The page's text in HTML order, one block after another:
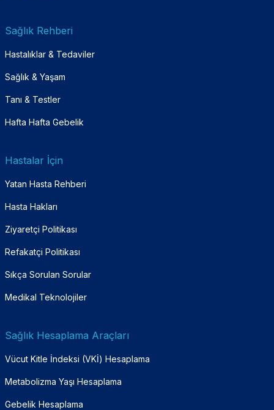
Sağlık Rehberi
Hastalıklar & Tedaviler
Sağlık & Yaşam
Tanı & Testler
Hafta Hafta Gebelik
Hastalar İçin
Yatan Hasta Rehberi
Hasta Hakları
Ziyaretçi Politikası
Refakatçi Politikası
Sıkça Sorulan Sorular
Medikal Teknolojiler
Sağlık Hesaplama Araçları
Vücut Kitle İndeksi (VKİ) Hesaplama
Metabolizma Yaşı Hesaplama
Gebelik Hesaplama